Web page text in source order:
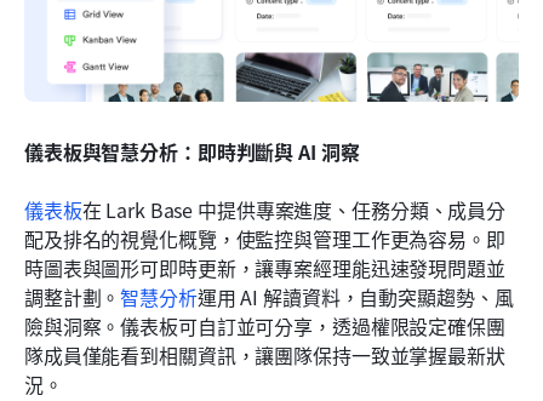
儀表板與智慧分析：即時判斷與 AI 洞察
儀表板在 Lark Base 中提供專案進度、任務分類、成員分
配及排名的視覺化概覽，使監控與管理工作更為容易。即
時圖表與圖形可即時更新，讓專案經理能迅速發現問題並
調整計劃。智慧分析運用 AI 解讀資料，自動突顯趨勢、風
險與洞察。儀表板可自訂並可分享，透過權限設定確保團
隊成員僅能看到相關資訊，讓團隊保持一致並掌握最新狀
況。